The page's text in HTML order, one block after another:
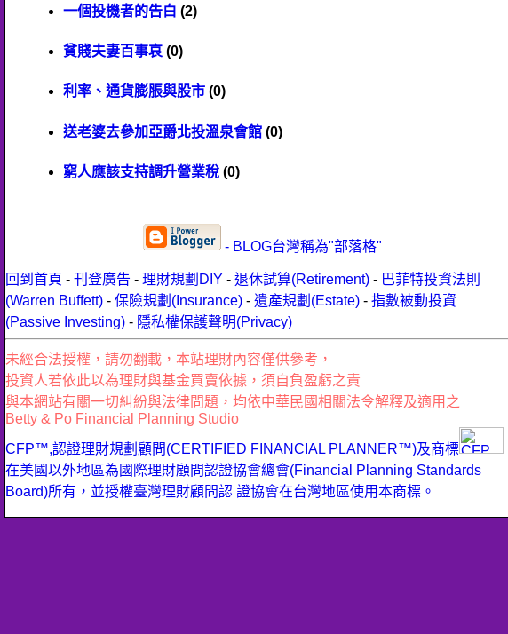
一個投機者的告白 (2)
貧賤夫妻百事哀 (0)
利率、通貨膨脹與股市 (0)
送老婆去參加亞爵北投溫泉會館 (0)
窮人應該支持調升營業稅 (0)
- BLOG台灣稱為"部落格"
回到首頁 - 刊登廣告 - 理財規劃DIY - 退休試算(Retirement) - 巴菲特投資法則
(Warren Buffett) - 保險規劃(Insurance) - 遺產規劃(Estate) - 指數被動投資
(Passive Investing) - 隱私權保護聲明(Privacy)
未經合法授權，請勿翻載，本站理財內容僅供參考，
投資人若依此以為理財與基金買賣依據，須自負盈虧之責
與本網站有關一切糾紛與法律問題，均依中華民國相關法令解釋及適用之
Betty & Po Financial Planning Studio
CFP™,認證理財規劃顧問(CERTIFIED FINANCIAL PLANNER™)及商標
在美國以外地區為國際理財顧問認證協會總會(Financial Planning Standards
Board)所有，並授權臺灣理財顧問認 證協會在台灣地區使用本商標。